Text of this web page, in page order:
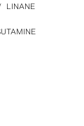
LINANE